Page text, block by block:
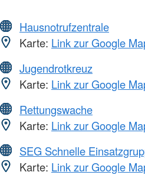
Hausnotrufzentrale
Karte: Link zur Google
Jugendrotkreuz
Karte: Link zur Google
Rettungswache
Karte: Link zur Google
SEG Schnelle
Karte: Link zur Google